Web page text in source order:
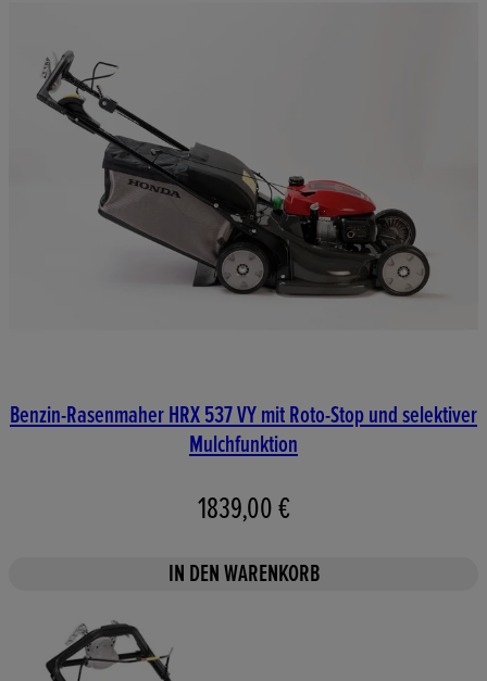
Benzin-Rasenmaher HRX 537 VY mit Roto-Stop und selektiver
Mulchfunktion
1839,00 €
IN DEN WARENKORB